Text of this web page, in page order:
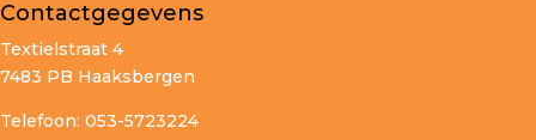
Contactgegevens
Textielstraat 4
7483 PB Haaksbergen
Telefoon: 053-5723224